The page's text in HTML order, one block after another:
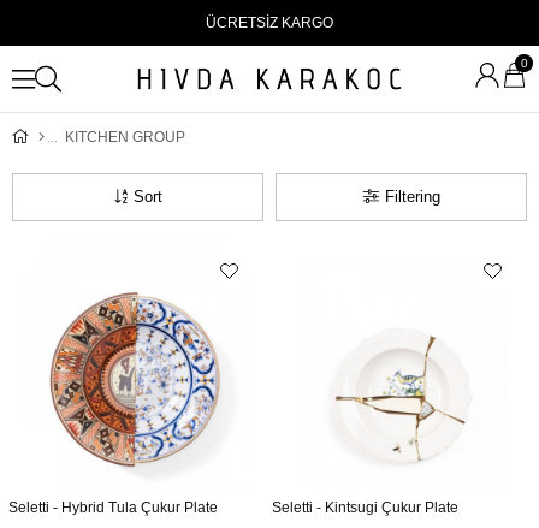
ÜCRETSİZ KARGO
0
KITCHEN GROUP
Filtering
Sort
Seletti - Hybrid Tula Çukur Plate Seletti - Kintsugi Çukur Plate